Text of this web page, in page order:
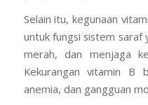
Selain itu, kegunaan
untuk fungsi sistem saraf
merah, dan menjaga
Kekurangan vitamin B
anemia, dan gangguan